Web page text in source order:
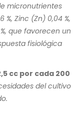
micronutrientes
Zinc (Zn) 0,04 %,
que favorecen un
fisiológica
cc por cada 200
del cultivo